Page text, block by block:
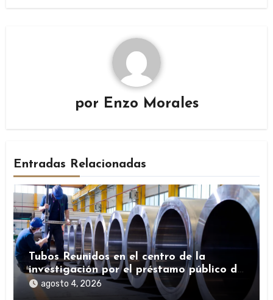
por Enzo Morales
Entradas Relacionadas
Tubos Reunidos en el centro de la
investigación por el préstamo público de
la SEPI durante la pandemia
agosto 4, 2026